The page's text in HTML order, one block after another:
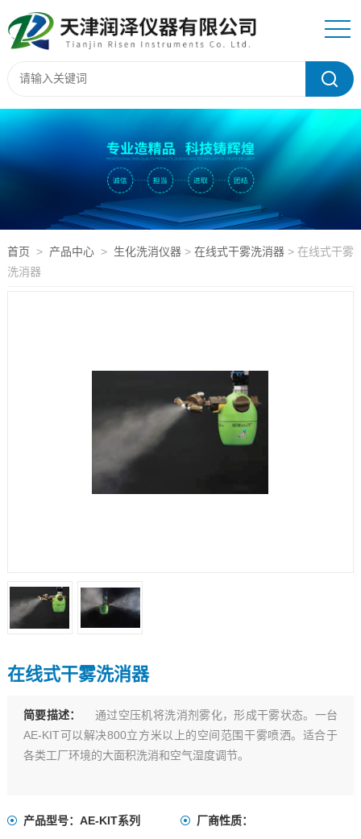
首页 > 产品中心> 生化洗消仪器> 在线式干雾洗消器 > 在线式干雾
洗消器
在线式干雾洗消器
简要描述：
通过空压机将洗消剂雾化，形成干雾状态。一台
AE-KIT可以解决800立方米以上的空间范围干雾喷洒。适合于
各类工厂环境的大面积洗消和空气湿度调节。
产品型号：AE-KIT系列 厂商性质：